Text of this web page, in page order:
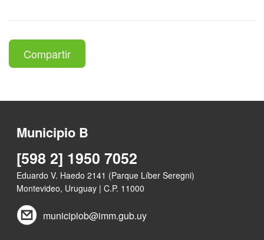
Compartir
Municipio B
[598 2] 1950 7052
Eduardo V. Haedo 2141 (Parque Líber Seregni)
Montevideo, Uruguay | C.P. 11000
municipiob@imm.gub.uy